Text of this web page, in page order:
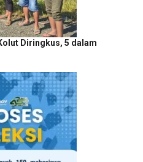
Diringkus, 5 dalam